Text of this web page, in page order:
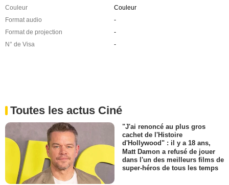
Couleur
Couleur
Format audio
-
Format de projection
-
N° de Visa
-
Toutes les actus Ciné
"J'ai renoncé au plus gros
cachet de l'Histoire
d'Hollywood" : il y a 18 ans,
Matt Damon a refusé de jouer
dans l'un des meilleurs films de
super-héros de tous les temps